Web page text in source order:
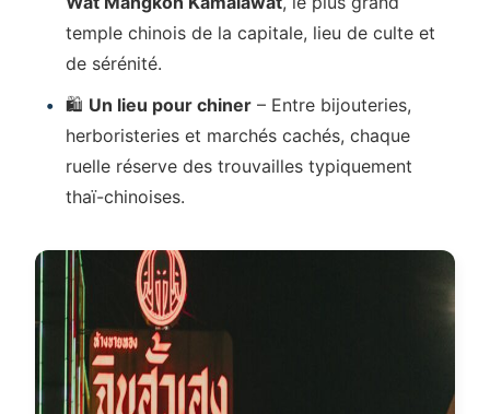
temple chinois de la capitale, lieu de culte et
de sérénité.
🛍️ Un lieu pour chiner – Entre bijouteries,
herboristeries et marchés cachés, chaque
ruelle réserve des trouvailles typiquement
thaï-chinoises.